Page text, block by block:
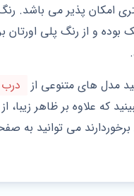
امکان پذیر می باشد.
بوده و از رنگ پلی اورتان
مدل‌ های متنوعی از
که علاوه بر ظاهر زیبا،
برخوردارند می توانید به